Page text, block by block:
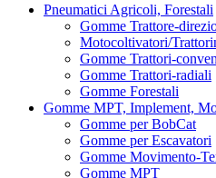
Pneumatici Agricoli, Forestali
Gomme Trattore-
Motocoltivatori/
Gomme Trattori-
Gomme Trattori-radiali
Gomme Forestali
Gomme MPT, Implement,
Gomme per BobCat
Gomme per Escavatori
Gomme Movimento-
Gomme MPT